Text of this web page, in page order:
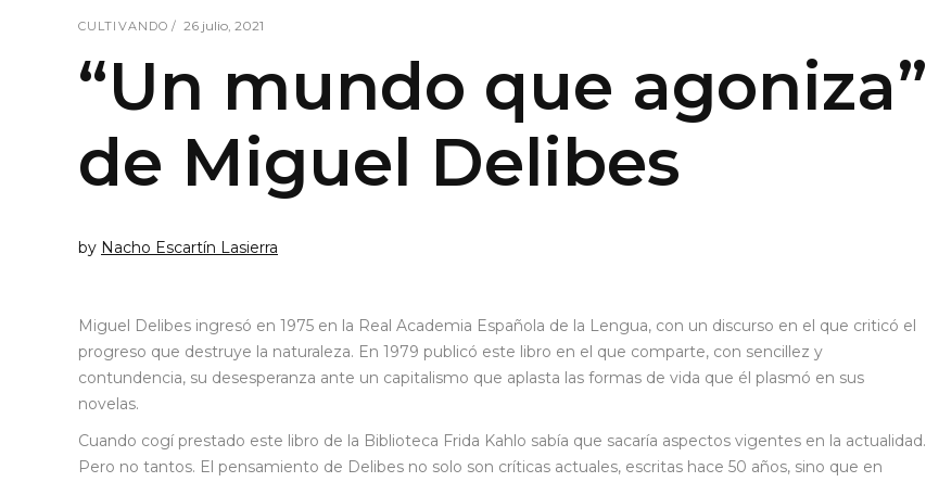
CULTIVANDO 26 julio, 2021
“Un mundo que agoniza”
de Miguel Delibes
by Nacho Escartín Lasierra
Miguel Delibes ingresó en 1975 en la Real Academia Española de la Lengua, con un discurso en el que criticó el
progreso que destruye la naturaleza. En 1979 publicó este libro en el que comparte, con sencillez y
contundencia, su desesperanza ante un capitalismo que aplasta las formas de vida que él plasmó en sus
novelas.
Cuando cogí prestado este libro de la Biblioteca Frida Kahlo sabía que sacaría aspectos vigentes en la actualidad.
Pero no tantos. El pensamiento de Delibes no solo son críticas actuales, escritas hace 50 años, sino que en